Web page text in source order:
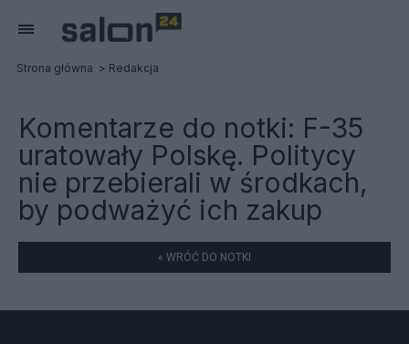
Strona główna Redakcja
Komentarze do notki: F-35
uratowały Polskę. Politycy
nie przebierali w środkach,
by podważyć ich zakup
« WRÓĆ DO NOTKI